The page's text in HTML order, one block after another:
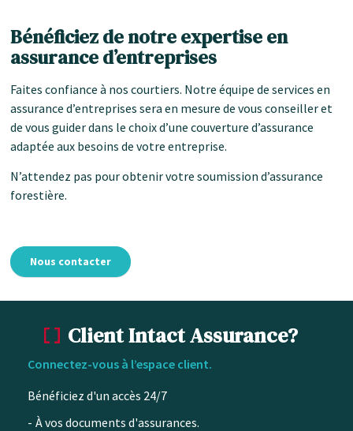
Bénéficiez de notre expertise en
assurance d’entreprises
Faites confiance à nos courtiers. Notre équipe de services en
assurance d’entreprises sera en mesure de vous conseiller et
de vous guider dans le choix d’une couverture d’assurance
adaptée aux besoins de votre entreprise.
N’attendez pas pour obtenir votre soumission d’assurance
forestière.
Nous contacter
Client Intact Assurance?
Connectez-vous à l’espace client.
Bénéficiez d'un accès 24/7
À vos documents d'assurances.